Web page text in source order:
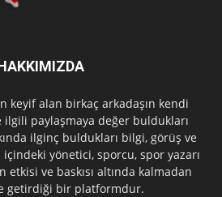
keyif alan birkaç arkadaşın kendi
ilgili paylaşmaya değer buldukları
ilginç buldukları bilgi, görüş ve
yönetici, sporcu, spor yazarı
ve baskısı altında kalmadan
getirdiği bir platformdur.